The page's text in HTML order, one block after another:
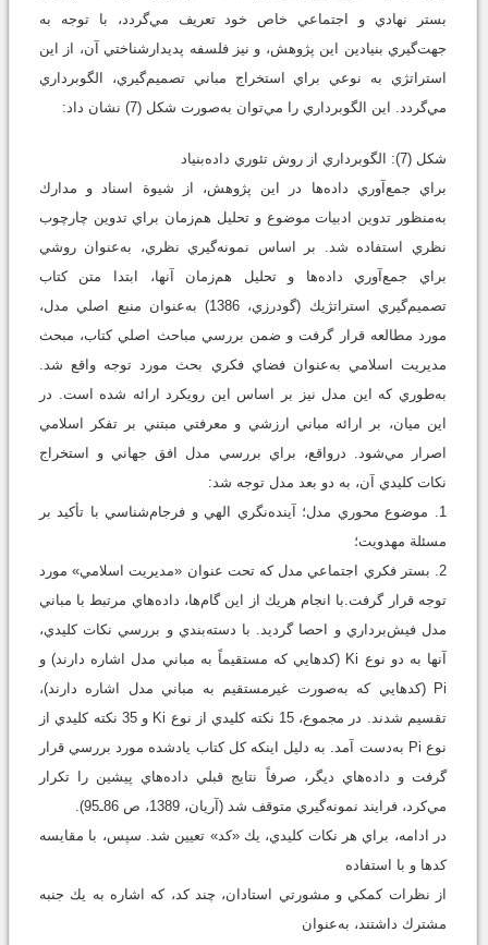
بستر نهادي و اجتماعي خاص خود تعريف مي‌گردد، با توجه به
جهت‌گيري بنيادين اين پژوهش، و نيز فلسفه پديدارشناختي آن، از اين
استراتژي به نوعي براي استخراج مباني تصميم‌گيري، الگوبرداري
مي‌گردد. اين الگوبرداري را مي‌توان به‌صورت شكل (7) نشان داد:
شكل (7): الگوبرداري از روش تئوري داده‌بنياد
براي جمع‌آوري داده‌ها در اين پژوهش، از شيوة اسناد و مدارك
به‌منظور تدوين ادبيات موضوع و تحليل هم‌زمان براي تدوين چارچوب
نظري استفاده شد. بر اساس نمونه‌گيري نظري، به‌عنوان روشي
براي جمع‌آوري داده‌ها و تحليل هم‌زمان آنها، ابتدا متن كتاب
تصميم‌گيري استراتژيك (گودرزي، 1386) به‌عنوان منبع اصلي مدل،
مورد مطالعه قرار گرفت و ضمن بررسي مباحث اصلي كتاب، مبحث
مديريت اسلامي به‌عنوان فضاي فكري بحث مورد توجه واقع شد.
به‌طوري ‌كه اين مدل نيز بر اساس اين رويكرد ارائه شده است. در
اين ميان، بر ارائه مباني ارزشي و معرفتي مبتني بر تفكر اسلامي
اصرار مي‌شود. درواقع، براي بررسي مدل افق جهاني و استخراج
نكات كليدي آن، به دو بعد مدل توجه شد:
1. موضوع محوري مدل؛ آينده‌نگري الهي و فرجام‌شناسي با تأكيد بر
مسئلة مهدويت؛
2. بستر فكري اجتماعي مدل كه تحت عنوان «مديريت اسلامي» مورد
توجه قرار گرفت.با انجام هريك از اين گام‌ها، داده‌هاي مرتبط با مباني
مدل فيش‌برداري و احصا گرديد. با دسته‌بندي و بررسي نكات كليدي،
آنها به دو نوع Ki (كدهايي كه مستقيماً به مباني مدل اشاره دارند) و
Pi (كدهايي كه به‌صورت غيرمستقيم به مباني مدل اشاره دارند)،
تقسيم شدند. در مجموع، 15 نكته كليدي از نوع Ki و 35 نكته كليدي از
نوع Pi به‌دست آمد. به دليل اينكه كل كتاب يادشده مورد بررسي قرار
گرفت و داده‌هاي ديگر، صرفاً نتايج قبلي داده‌هاي پيشين را تكرار
مي‌كرد، فرايند نمونه‌گيري متوقف شد (آريان، 1389، ص 86ـ95).
در ادامه، براي هر نكات كليدي، يك «كد» تعيين شد. سپس، با مقايسه
كدها و با استفاده
از نظرات كمكي و مشورتي استادان، چند كد، كه اشاره به يك جنبه
مشترك داشتند، به‌عنوان